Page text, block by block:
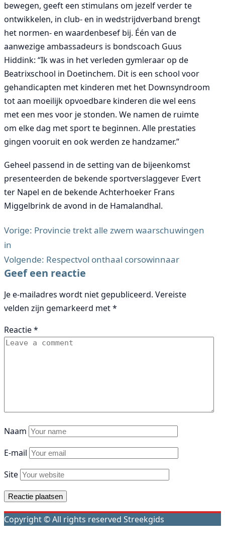
bewegen, geeft een stimulans om jezelf verder te
ontwikkelen, in club- en in wedstrijdverband brengt
het normen- en waardenbesef bij. Één van de
aanwezige ambassadeurs is bondscoach Guus
Hiddink: “Ik was in het verleden gymleraar op de
Beatrixschool in Doetinchem. Dit is een school voor
gehandicapten met kinderen met het Downsyndroom
tot aan moeilijk opvoedbare kinderen die wel eens
met een mes voor je stonden. We namen de ruimte
om elke dag met sport te beginnen. Alle prestaties
gingen vooruit en ook werden ze handzamer.”
Geheel passend in de setting van de bijeenkomst
presenteerden de bekende sportverslaggever Evert
ter Napel en de bekende Achterhoeker Frans
Miggelbrink de avond in de Hamalandhal.
Bericht
navigatie
Vorige: Provincie trekt alle zwem waarschuwingen
in
Volgende: Respectvol onthaal corsowinnaar
Geef een reactie
Je e-mailadres wordt niet gepubliceerd. Vereiste
velden zijn gemarkeerd met*
Reactie*
Naam
E-mail
Site
Copyright © All rights reserved Streekgids